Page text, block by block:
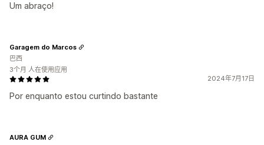
Um abraço!
2024年7月17日
Por enquanto estou curtindo bastante
Garagem do Marcos
巴西
3个月 人在使用应用
AURA GUM